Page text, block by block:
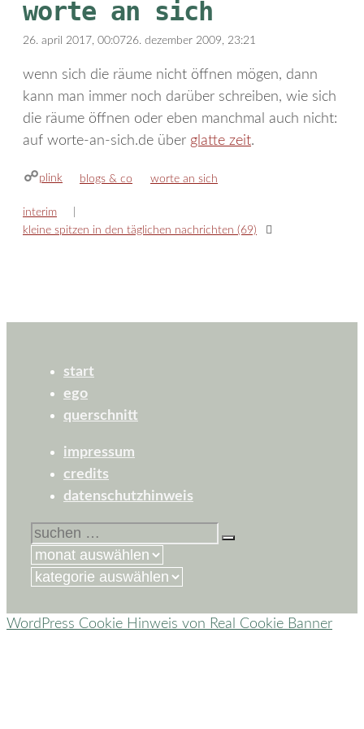
worte an sich
26. april 2017, 00:0726. dezember 2009, 23:21
wenn sich die räume nicht öffnen mögen, dann
kann man immer noch darüber schreiben, wie sich
die räume öffnen oder eben manchmal auch nicht:
auf worte-an-sich.de über glatte zeit.
plink kategorien
blogs & co schlagwörter
worte an sich
interim
kleine spitzen in den täglichen nachrichten (69)
start
ego
querschnitt
impressum
credits
datenschutzhinweis
suchen
nach:
kategorien
WordPress Cookie Hinweis von Real Cookie Banner